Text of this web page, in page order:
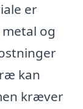
er
og
kan
kræver